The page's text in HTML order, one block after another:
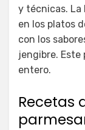
y técnicas. La
en los platos
con los
jengibre. Este
entero.
Recetas